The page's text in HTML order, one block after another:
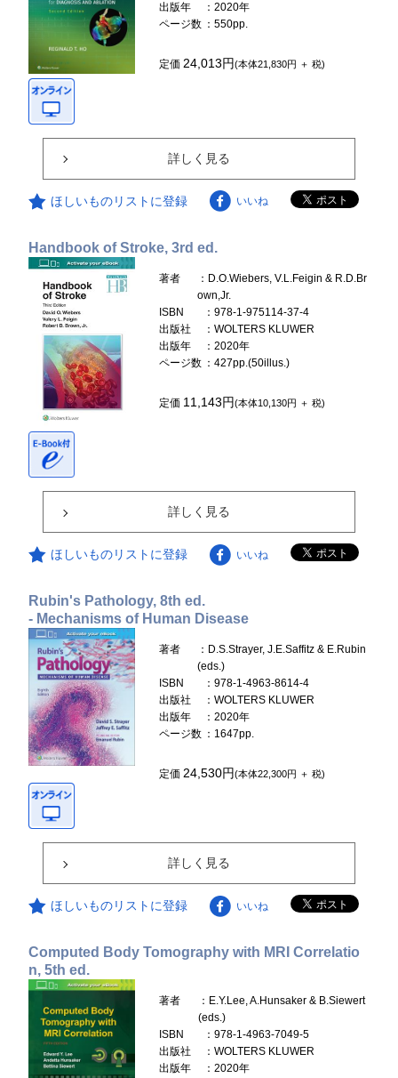
出版年
：2020年
ページ数 ：550pp.
定価24,013円(本体21,830円 ＋ 税)
詳しく見る
ほしいものリストに登録 いいね
Handbook of Stroke, 3rd ed.
著者
：D.O.Wiebers, V.L.Feigin & R.D.Br
own,Jr.
ISBN
：978-1-975114-37-4
出版社
：WOLTERS KLUWER
出版年
：2020年
ページ数 ：427pp.(50illus.)
定価 11,143円(本体10,130円 ＋ 税)
詳しく見る
ほしいものリストに登録 いいね
Rubin's Pathology, 8th ed.
- Mechanisms of Human Disease
著者
：D.S.Strayer, J.E.Saffitz & E.Rubin
(eds.)
ISBN
：978-1-4963-8614-4
出版社
：WOLTERS KLUWER
出版年
：2020年
ページ数 ：1647pp.
定価24,530円(本体22,300円 ＋ 税)
詳しく見る
ほしいものリストに登録 いいね
Computed Body Tomography with MRI Correlatio
n, 5th ed.
著者
：E.Y.Lee, A.Hunsaker & B.Siewert
(eds.)
ISBN
：978-1-4963-7049-5
出版社
：WOLTERS KLUWER
出版年
：2020年